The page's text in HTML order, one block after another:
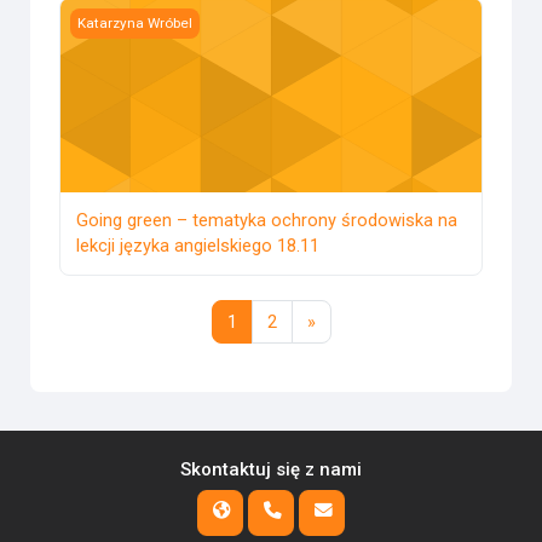
Going green – tematyka ochrony środowiska na lekcji
Katarzyna Wróbel
Going green – tematyka ochrony środowiska na
lekcji języka angielskiego 18.11
1 Strona 1
2Strona 2
»Następna strona
Skontaktuj się z nami